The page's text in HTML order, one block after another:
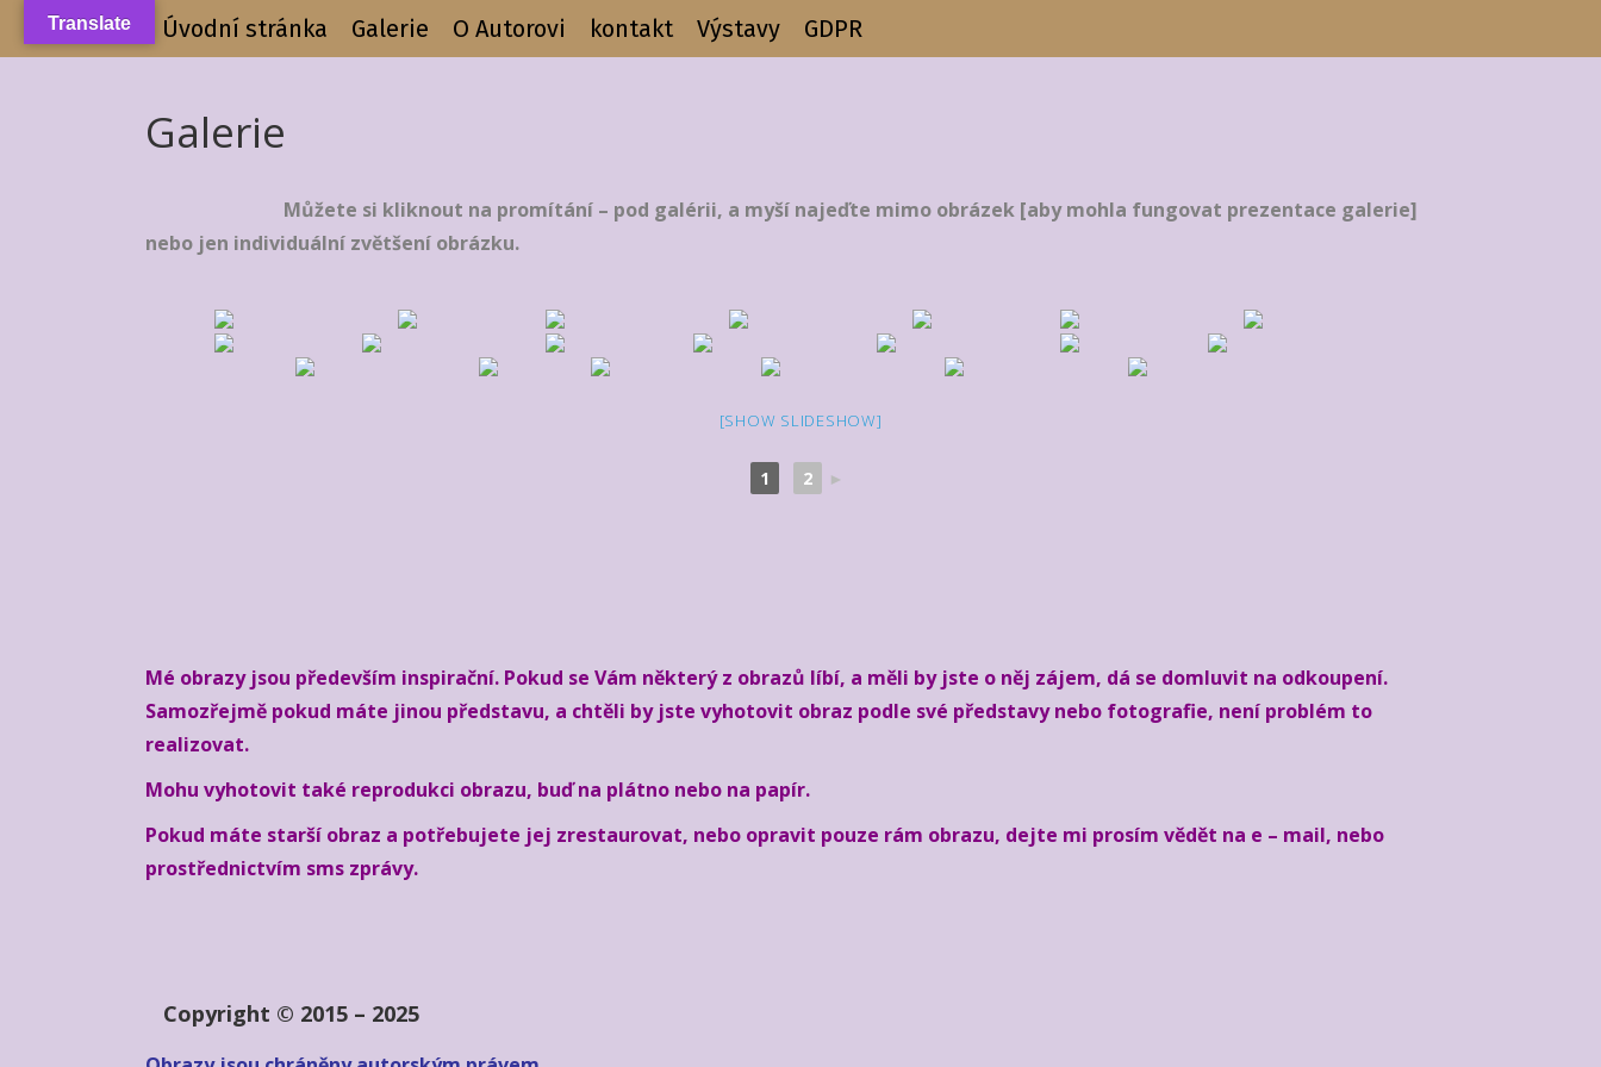
+++++++++++ Úvodní stránka Galerie O Autorovi kontakt Výstavy GDPR
Galerie
Můžete si kliknout na promítání – pod galérii, a myší najeďte mimo obrázek [aby mohla fungovat prezentace galerie]
nebo jen individuální zvětšení obrázku.
[SHOW SLIDESHOW]
1 2 ►
Mé obrazy jsou především inspirační. Pokud se Vám některý z obrazů líbí, a měli by jste o něj zájem, dá se domluvit na odkoupení.
Samozřejmě pokud máte jinou představu, a chtěli by jste vyhotovit obraz podle své představy nebo fotografie, není problém to
realizovat.
Mohu vyhotovit také reprodukci obrazu, buď na plátno nebo na papír.
Pokud máte starší obraz a potřebujete jej zrestaurovat, nebo opravit pouze rám obrazu, dejte mi prosím vědět na e – mail, nebo
prostřednictvím sms zprávy.
Copyright © 2015 – 2025
Translate